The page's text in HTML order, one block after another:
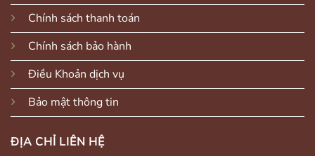
Chính sách thanh toán
Chính sách bảo hành
Điều Khoản dịch vụ
Bảo mật thông tin
ĐỊA CHỈ LIÊN HỆ